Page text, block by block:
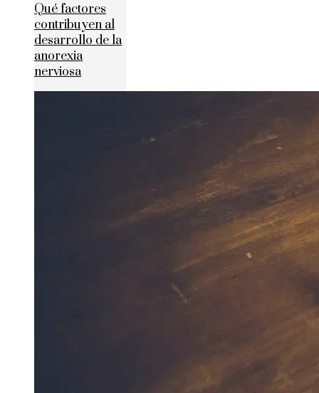
Qué factores
contribuyen al
desarrollo de la
anorexia
nerviosa